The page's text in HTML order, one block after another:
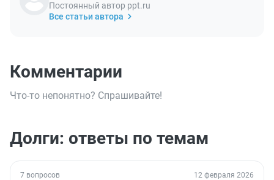
Постоянный автор ppt.ru
Все статьи автора
Комментарии
Что-то непонятно? Спрашивайте!
Долги: ответы по темам
7 вопросов 12 февраля 2026